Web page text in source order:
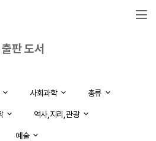
출판 도서
사회과학 총류
역사,지리,관광
예술